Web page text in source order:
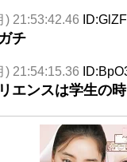
) 21:53:42.46
チ
) 21:54:15.36
エンスは学生の